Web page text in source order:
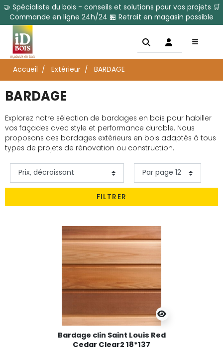
🤝 Spécialiste du bois - conseils et solutions pour vos projets 🛒
Commande en ligne 24h/24 🏪 Retrait en magasin possible
Accueil Extérieur BARDAGE
BARDAGE
Explorez notre sélection de bardages en bois pour habiller
vos façades avec style et performance durable. Nous
proposons des bardages extérieurs en bois adaptés à tous
types de projets de rénovation ou construction.
FILTRER
Bardage clin Saint Louis Red
Cedar Clear2 18*137